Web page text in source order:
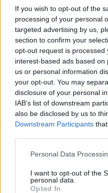
If you wish to opt-out of the
processing of your personal
targeted advertising by us,
section to confirm your
opt-out request is processed
interest-based ads based
us or personal information
your opt-out. You may
disclosure of your personal
IAB’s list of downstream
also be disclosed by us to
Downstream Participants
Personal Data
I want to opt-out of the
personal data.
Opted In
Article précédent
Pourquoi négliger l’eau
peut accélérer votre
vieillissement et votre
santé